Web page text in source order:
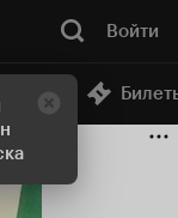
Войти